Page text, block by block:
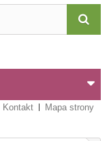
Kontakt Mapa strony